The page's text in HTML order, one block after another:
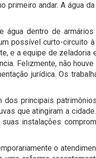
primeiro andar. A água
água dentro de
possível curto-circuito
e a equipe de zeladoria
Felizmente, não
jurídica. Os
dos principais
que atingiram a
instalações
o